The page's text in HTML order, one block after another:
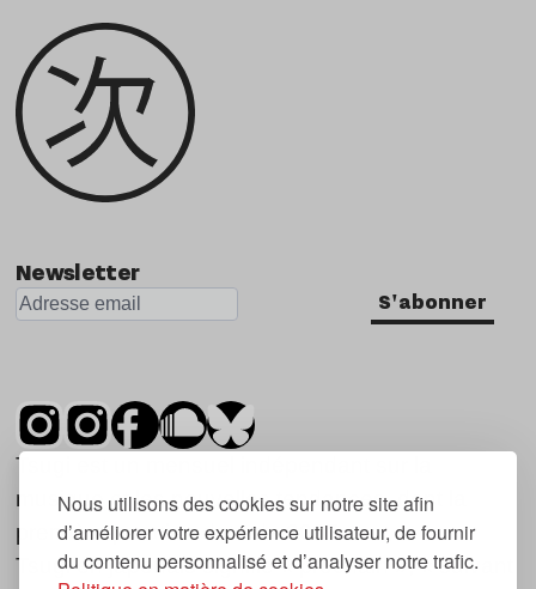
Nous utilisons des cookies sur notre site afin
d’améliorer votre expérience utilisateur, de fournir
du contenu personnalisé et d’analyser notre trafic.
Newsletter
S'abonner
Tsugi est un mensuel indépendant sur la
musique et les nouvelles tendances, dont la
première parution date de 2007.
Tsugi en japonais signifie « prochain », « suivant